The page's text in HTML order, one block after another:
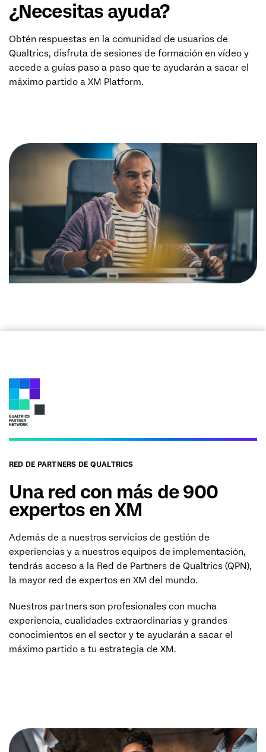
¿Necesitas ayuda?
Obtén respuestas en la comunidad de usuarios de
Qualtrics, disfruta de sesiones de formación en vídeo y
accede a guías paso a paso que te ayudarán a sacar el
máximo partido a XM Platform.
RED DE PARTNERS DE QUALTRICS
Una red con más de 900
expertos en XM
Además de a nuestros servicios de gestión de
experiencias y a nuestros equipos de implementación,
tendrás acceso a la Red de Partners de Qualtrics (QPN),
la mayor red de expertos en XM del mundo.
Nuestros partners son profesionales con mucha
experiencia, cualidades extraordinarias y grandes
conocimientos en el sector y te ayudarán a sacar el
máximo partido a tu estrategia de XM.